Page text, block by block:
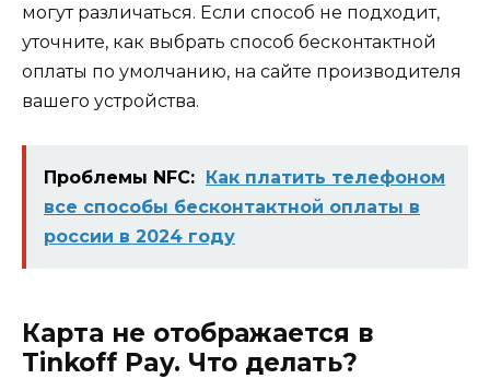
могут различаться. Если способ не подходит,
уточните, как выбрать способ бесконтактной
оплаты по умолчанию, на сайте производителя
вашего устройства.
Проблемы NFC: Как платить телефоном
все способы бесконтактной оплаты в
россии в 2024 году
Карта не отображается в
Tinkoff Pay. Что делать?